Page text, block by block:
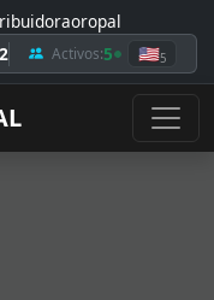
Activos:5 🇺🇸5